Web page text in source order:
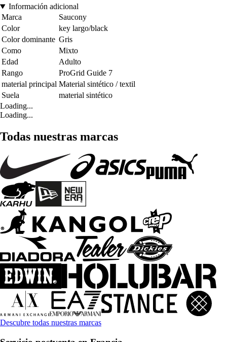
Información adicional
Marca
Saucony
Color
key largo/black
Color dominante Gris
Como
Mixto
Edad
Adulto
Rango
ProGrid Guide 7
material principal Material sintético / textil
Suela
material sintético
Loading...
Loading...
Todas nuestras marcas
Descubre todas nuestras marcas